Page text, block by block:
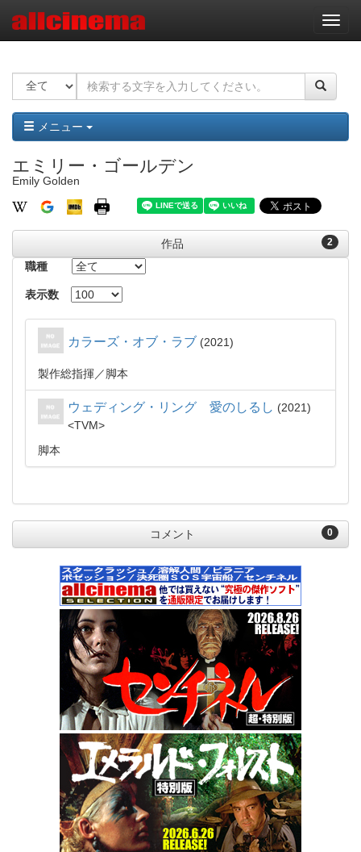
ナ
ビ
ー
ョ
ン
メニュー
エミリー・ゴールデン
Emily Golden
2
作品
職種
表示数
カラーズ・オブ・ラブ 2021
製作総指揮 脚本
ウェディング・リング 愛のしるし
2021
TVM
脚本
0
コメント